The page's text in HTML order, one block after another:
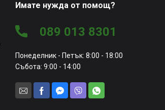
Имате нужда от помощ?
089 013 8301
Понеделник - Петък: 8:00 - 18:00
Събота: 9:00 - 14:00